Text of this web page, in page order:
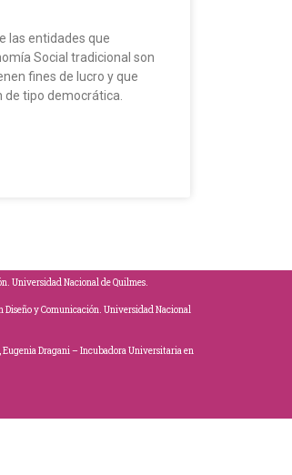
las entidades que
Social tradicional son
fines de lucro y que
tipo democrática.
Universidad Nacional de Quilmes.
y Comunicación. Universidad Nacional
Eugenia Dragani – Incubadora Universitaria en